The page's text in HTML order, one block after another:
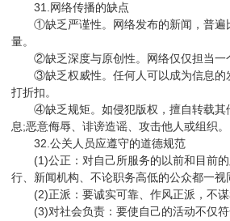
31.网络传播的缺点
①缺乏严谨性。网络发布的新闻，普遍
量。
②缺乏深度与原创性。网络仅仅担当一
③缺乏权威性。任何人可以成为信息的
打折扣。
④缺乏规矩。如侵犯版权，擅自转载其
息;恶意侮辱、诽谤造谣、攻击他人或组织。
32.公关人员应遵守的道德规范
(1)公正：对自己所服务的以前和目前的
行、新闻机构、不论职务高低的公众都一视
(2)正派：要诚实可靠、作风正派，不谋
(3)对社会负责：要使自己的活动不仅符